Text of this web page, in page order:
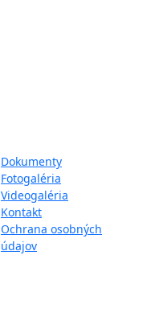
Dokumenty
Fotogaléria
Videogaléria
Kontakt
Ochrana osobných
údajov